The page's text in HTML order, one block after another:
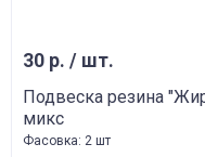
30 р. / шт.
Подвеска резина
микс
Фасовка: 2 шт